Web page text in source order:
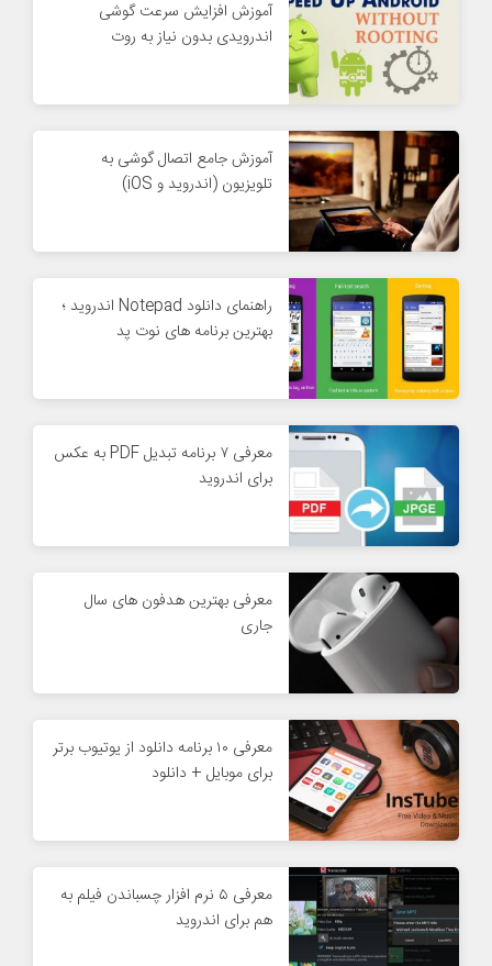
آموزش افزایش سرعت گوشی
اندرویدی بدون نیاز به روت
آموزش جامع اتصال گوشی به
تلویزیون (اندروید و iOS)
راهنمای دانلود Notepad اندروید ؛
بهترین برنامه های نوت پد
معرفی ۷ برنامه تبدیل PDF به عکس
برای اندروید
معرفی بهترین هدفون های سال
جاری
معرفی ۱۰ برنامه دانلود از یوتیوب برتر
برای موبایل + دانلود
معرفی ۵ نرم افزار چسباندن فیلم به
هم برای اندروید